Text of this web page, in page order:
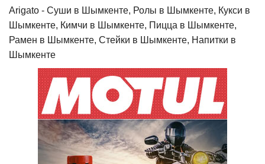
Arigato - Cуши в Шымкенте, Ролы в Шымкенте, Кукси в
Шымкенте, Кимчи в Шымкенте, Пицца в Шымкенте,
Рамен в Шымкенте, Стейки в Шымкенте, Напитки в
Шымкенте